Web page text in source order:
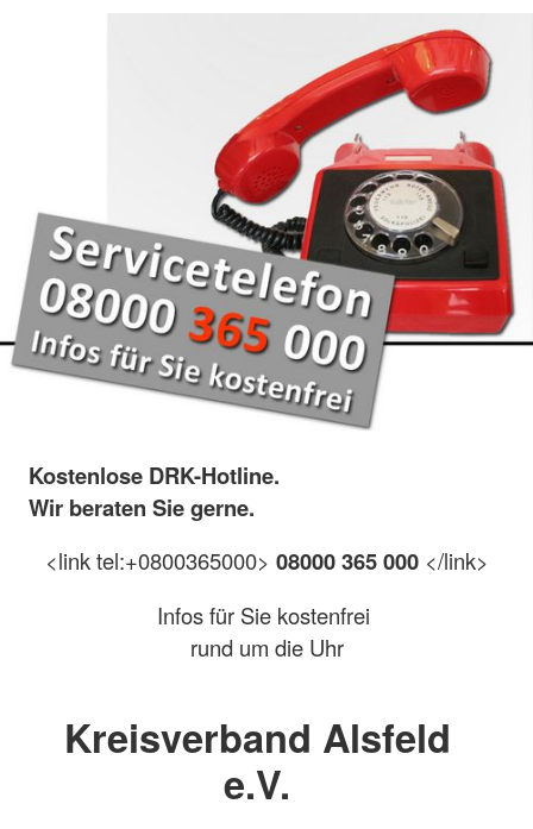
Kostenlose DRK-Hotline.
Wir beraten Sie gerne.
<link tel:+0800365000> 08000 365 000 </link>
Infos für Sie kostenfrei
rund um die Uhr
Kreisverband Alsfeld
e.V.